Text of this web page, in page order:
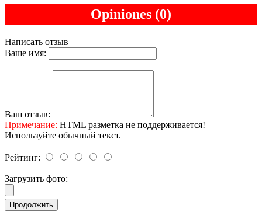
Opiniones (0)
Написать отзыв
Ваше имя:
Ваш отзыв:
Примечание: HTML разметка не поддерживается!
Используйте обычный текст.
Рейтинг:
Загрузить фото:
Продолжить